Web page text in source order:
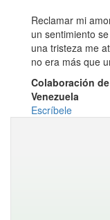
Reclamar mi
un sentimiento
una tristeza me
no era más que
Colaboración
Venezuela
Escríbele